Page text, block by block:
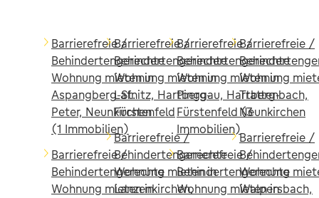
Barrierefreie /
Behindertengerechte
Wohnung mieten in
Aspangberg-St.
Peter, Neunkirchen
(1 Immobilien)
Barrierefreie /
Behindertengerechte
Wohnung mieten in
Barrierefreie /
Behindertengerechte
Wohnung mieten in
Lafnitz, Hartberg-
Fürstenfeld
Barrierefreie /
Behindertengerechte
Wohnung mieten in
Lanzenkirchen,
Barrierefreie /
Behindertengerechte
Wohnung mieten in
Pinggau, Hartberg-
Fürstenfeld (3
Immobilien)
Barrierefreie /
Behindertengerechte
Wohnung mieten in
Barrierefreie /
Wohnung
Trattenbach,
Neunkirchen
Barrierefreie /
Wohnung
Walpersbach,